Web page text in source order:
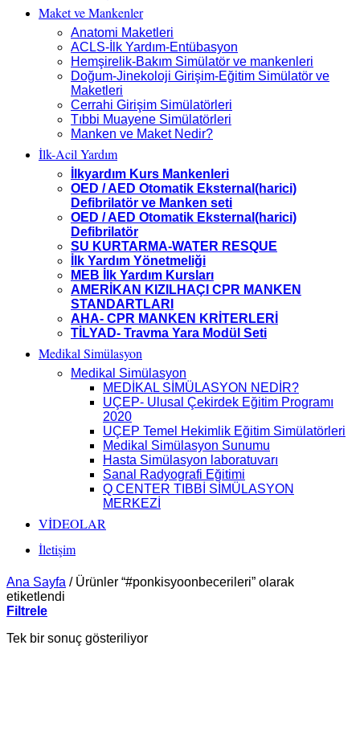
Maket ve Mankenler
Anatomi Maketleri
ACLS-İlk Yardım-Entübasyon
Hemşirelik-Bakım Simülatör ve mankenleri
Doğum-Jinekoloji Girişim-Eğitim Simülatör ve
Maketleri
Cerrahi Girişim Simülatörleri
Tıbbi Muayene Simülatörleri
Manken ve Maket Nedir?
İlk-Acil Yardım
İlkyardım Kurs Mankenleri
OED / AED Otomatik Eksternal(harici)
Defibrilatör ve Manken seti
OED / AED Otomatik Eksternal(harici)
Defibrilatör
SU KURTARMA-WATER RESQUE
İlk Yardım Yönetmeliği
MEB İlk Yardım Kursları
AMERİKAN KIZILHAÇI CPR MANKEN
STANDARTLARI
AHA- CPR MANKEN KRİTERLERİ
TİLYAD- Travma Yara Modül Seti
Medikal Simülasyon
Medikal Simülasyon
MEDİKAL SİMÜLASYON NEDİR?
UÇEP- Ulusal Çekirdek Eğitim Programı
2020
UÇEP Temel Hekimlik Eğitim Simülatörleri
Medikal Simülasyon Sunumu
Hasta Simülasyon laboratuvarı
Sanal Radyografi Eğitimi
Q CENTER TIBBİ SİMÜLASYON
MERKEZİ
VİDEOLAR
İletişim
Ana Sayfa /Ürünler “#ponkisyoonbecerileri” olarak
etiketlendi
Filtrele
Tek bir sonuç gösteriliyor